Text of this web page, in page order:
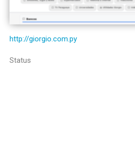
http://giorgio.com.py
Status